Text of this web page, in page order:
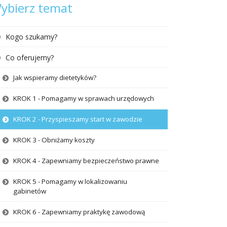
temat
Kogo szukamy?
Co oferujemy?
Jak wspieramy dietetyków?
KROK 1 - Pomagamy w sprawach urzędowych
KROK 2 - Przyspieszamy start w zawodzie
KROK 3 - Obniżamy koszty
KROK 4 - Zapewniamy bezpieczeństwo prawne
KROK 5 - Pomagamy w lokalizowaniu
gabinetów
KROK 6 - Zapewniamy praktykę zawodową